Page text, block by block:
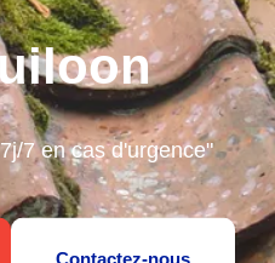
7 en cas d'urgence"
Contactez-nous